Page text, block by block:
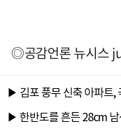
◎공감언론 뉴시스